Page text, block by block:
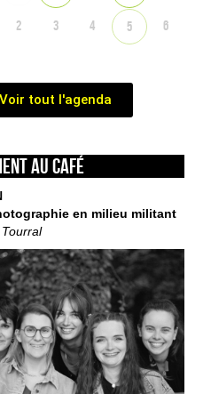
2 3 4 5 6
Voir tout l'agenda
au café
en milieu militant